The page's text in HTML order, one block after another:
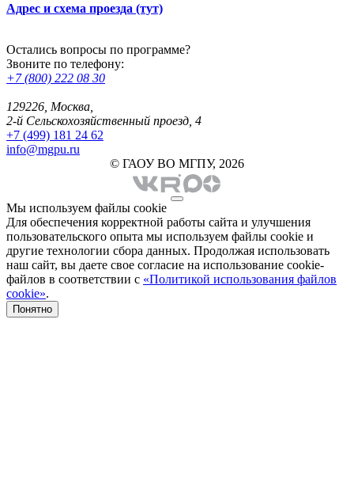
Адрес и схема проезда (тут)
Остались вопросы по программе?
Звоните по телефону:
+7 (800) 222 08 30
129226, Москва,
2-й Сельскохозяйственный проезд, 4
+7 (499) 181 24 62
info@mgpu.ru
© ГАОУ ВО МГПУ, 2026
Мы используем файлы cookie
Для обеспечения корректной работы сайта и улучшения
пользовательского опыта мы используем файлы cookie и
другие технологии сбора данных. Продолжая использовать
наш сайт, вы даете свое согласие на использование cookie-
файлов в соответствии с «Политикой использования файлов
cookie».
Понятно